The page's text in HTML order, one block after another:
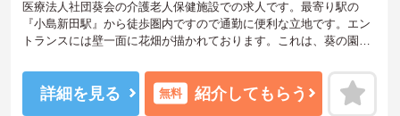
医療法人社団葵会の介護老人保健施設での求人です。最寄り駅の
『小島新田駅』から徒歩圏内ですので通勤に便利な立地です。エン
トランスには壁一面に花畑が描かれております。これは、葵の園・
ます。同じ敷地内には、同じグループが運営する「川崎南部病院」
もあり、医療依存度の高いご高齢者の方でも安心してご利用いただ
けます。研修や丁寧な指導をしていただけますので未経験の方も安
詳細を見る 無料 紹介してもらう